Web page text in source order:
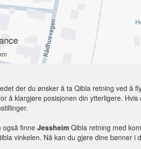
der du ønsker å ta Qibla retning ved å
å klargjøre posisjonen din ytterligere.
også finne Jessheim Qibla retning med
vinkelen. Nå kan du gjøre dine bønner i